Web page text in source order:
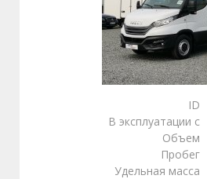
ID
В эксплуатации с
Объем
Пробег
Удельная масса